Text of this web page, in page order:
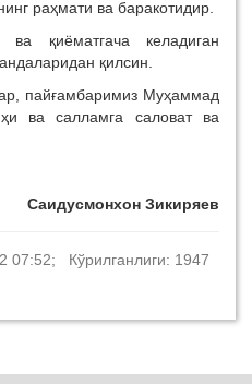
раҳмати ва баракотидир.
қиёматгача келадиган
қилсин.
пайғамбаримиз Муҳаммад
ва салламга саловат ва
Саидусмонхон Зикиряев
07:52; Кўрилганлиги: 1947